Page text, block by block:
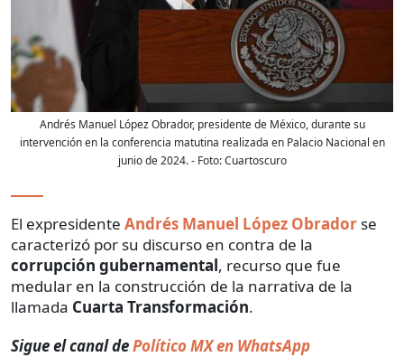
Andrés Manuel López Obrador, presidente de México, durante su
intervención en la conferencia matutina realizada en Palacio Nacional en
junio de 2024.- Foto:Cuartoscuro
El expresidente Andrés Manuel López Obrador se
caracterizó por su discurso en contra de la
corrupción gubernamental, recurso que fue
medular en la construcción de la narrativa de la
llamada Cuarta Transformación.
Sigue el canal dePolítico MX en WhatsApp